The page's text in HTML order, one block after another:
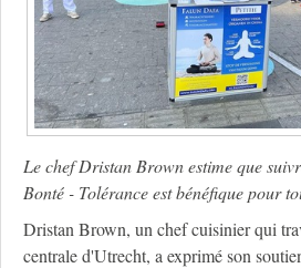
Le chefDristan Brown estime que s
Bonté - Tolérance est bénéfique pour
Dristan Brown, un chef cuisinier qui
centrale d'Utrecht, a exprimé son